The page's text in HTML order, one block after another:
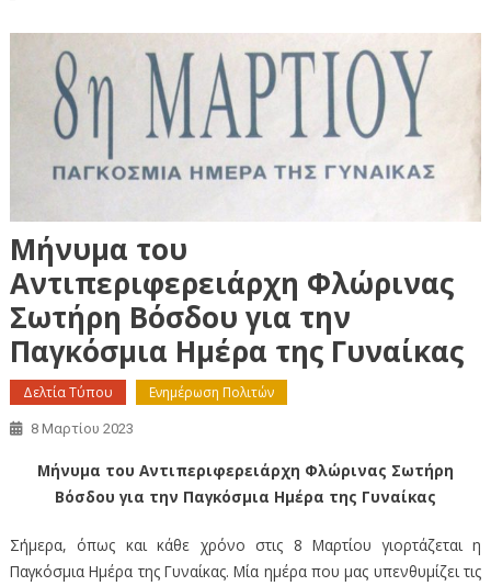
Μήνυμα του
Αντιπεριφερειάρχη Φλώρινας
Σωτήρη Βόσδου για την
Παγκόσμια Ημέρα της Γυναίκας
Δελτία Τύπου Ενημέρωση Πολιτών
8 Μαρτίου 2023
Μήνυμα του Αντιπεριφερειάρχη Φλώρινας Σωτήρη
Βόσδου για την Παγκόσμια Ημέρα της Γυναίκας
Σήμερα, όπως και κάθε χρόνο στις 8 Μαρτίου γιορτάζεται η
Παγκόσμια Ημέρα της Γυναίκας. Μία ημέρα που μας υπενθυμίζει τις